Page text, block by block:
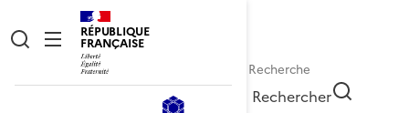
RÉPUBLIQUE
FRANÇAISE
Rechercher